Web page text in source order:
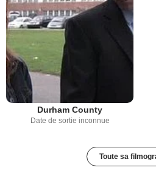
Durham County
Date de sortie inconnue
Toute sa